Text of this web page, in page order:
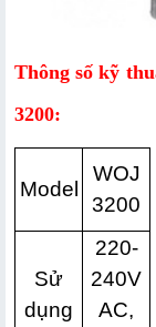
Thông số kỹ
3200:
Model
WOJ
3200
Sử
dụng
220-
240V
AC,